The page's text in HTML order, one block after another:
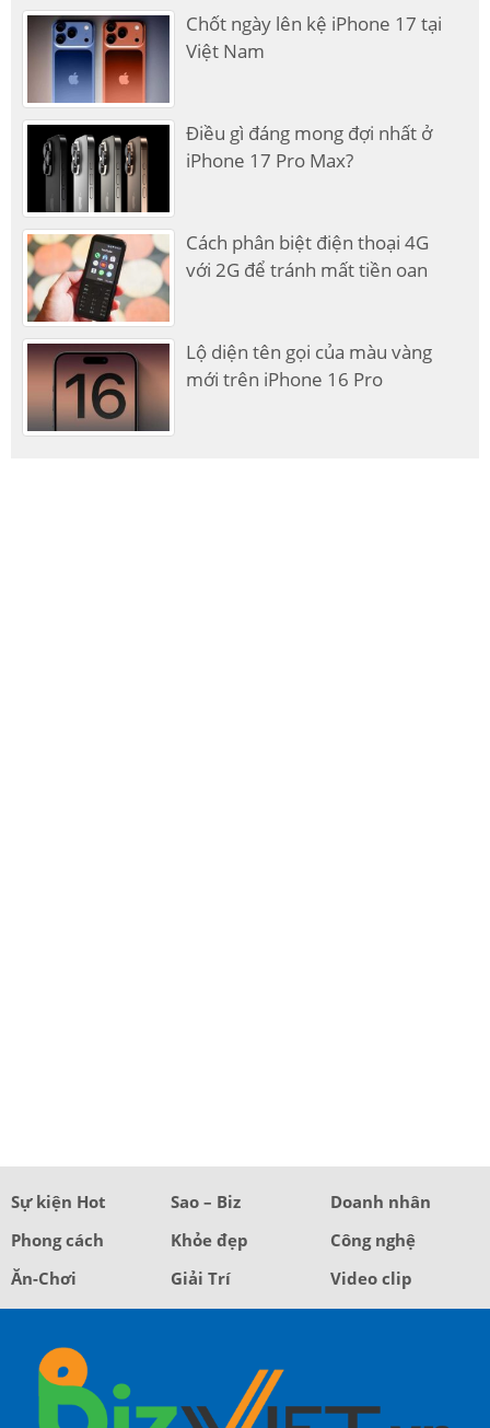
Chốt ngày lên kệ iPhone 17 tại
Việt Nam
Điều gì đáng mong đợi nhất ở
iPhone 17 Pro Max?
Cách phân biệt điện thoại 4G
với 2G để tránh mất tiền oan
Lộ diện tên gọi của màu vàng
mới trên iPhone 16 Pro
Sự kiện Hot Sao – Biz
Doanh nhân
Phong cách
Khỏe đẹp
Công nghệ
Ăn-Chơi
Giải Trí Video clip